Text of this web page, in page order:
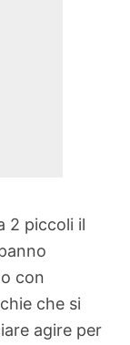
2 piccoli il
con
che si
agire per